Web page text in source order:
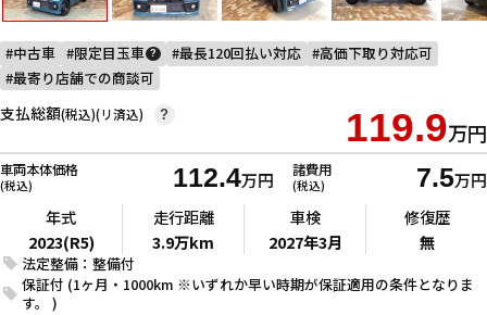
中古車 限定目玉車 ? 最長120回払い対応
高価下取り対応可
最寄り店舗での商談可
支払総額(税込)(リ済込) 119.9万円
?
車両本体価格
(税込) 112.4万円 諸費用
(税込) 7.5万円
法定整備：整備付
保証付 (1ヶ月・1000km ※いずれか早い時期が保証適用の条件となりま
す。 )
年式
2023(R5)
走行距離
3.9万km
車検
2027年3月
修復歴
無